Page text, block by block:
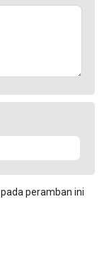
peramban ini